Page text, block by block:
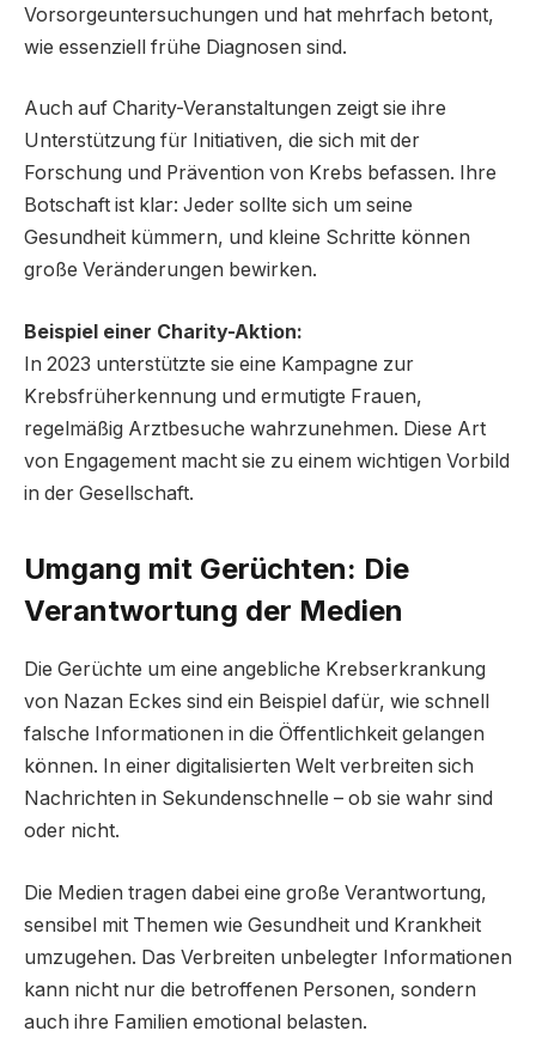
Vorsorgeuntersuchungen und hat mehrfach betont,
wie essenziell frühe Diagnosen sind.
Auch auf Charity-Veranstaltungen zeigt sie ihre
Unterstützung für Initiativen, die sich mit der
Forschung und Prävention von Krebs befassen. Ihre
Botschaft ist klar: Jeder sollte sich um seine
Gesundheit kümmern, und kleine Schritte können
große Veränderungen bewirken.
Beispiel einer Charity-Aktion:
In 2023 unterstützte sie eine Kampagne zur
Krebsfrüherkennung und ermutigte Frauen,
regelmäßig Arztbesuche wahrzunehmen. Diese Art
von Engagement macht sie zu einem wichtigen Vorbild
in der Gesellschaft.
Umgang mit Gerüchten: Die
Verantwortung der Medien
Die Gerüchte um eine angebliche Krebserkrankung
von Nazan Eckes sind ein Beispiel dafür, wie schnell
falsche Informationen in die Öffentlichkeit gelangen
können. In einer digitalisierten Welt verbreiten sich
Nachrichten in Sekundenschnelle – ob sie wahr sind
oder nicht.
Die Medien tragen dabei eine große Verantwortung,
sensibel mit Themen wie Gesundheit und Krankheit
umzugehen. Das Verbreiten unbelegter Informationen
kann nicht nur die betroffenen Personen, sondern
auch ihre Familien emotional belasten.